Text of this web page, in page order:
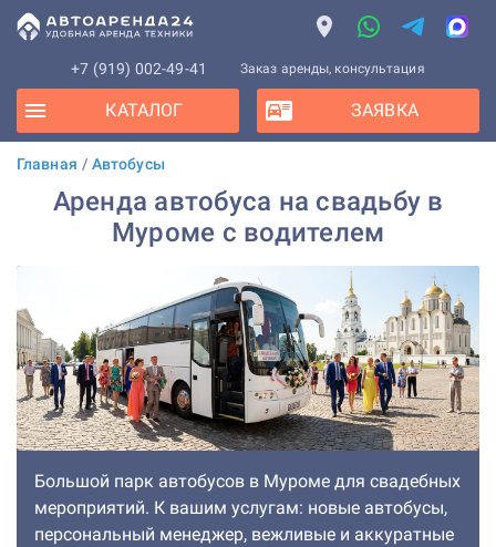
+7 (919) 002-49-41 Заказ аренды, консультация
КАТАЛОГ ЗАЯВКА
Главная / Автобусы
Аренда автобуса на свадьбу в
Муроме с водителем
Большой парк автобусов в Муроме для свадебных
мероприятий. К вашим услугам: новые автобусы,
персональный менеджер, вежливые и аккуратные